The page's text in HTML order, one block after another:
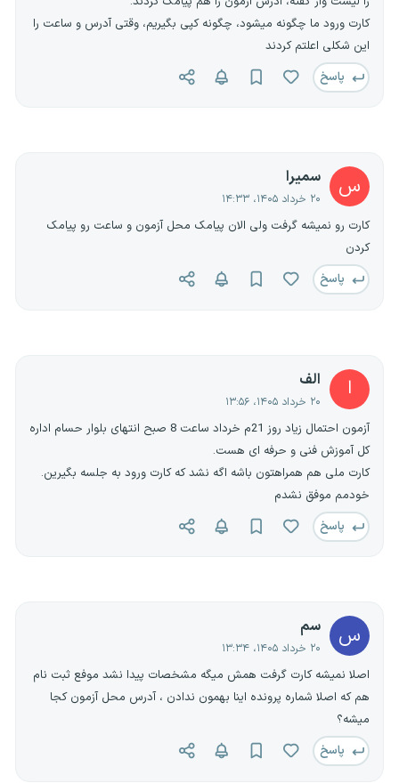
کارت ورود ما چگونه میشود، چگونه کپی بگیریم، وقتی آدرس و ساعت را
این شکلی اعلتم کردند
پاسخ
س سمیرا
۲۰ خرداد ۱۴۰۵، ۱۴:۳۳
کارت رو نمیشه گرفت ولی الان پیامک محل آزمون و ساعت رو پیامک
کردن
پاسخ
ا الف
۲۰ خرداد ۱۴۰۵، ۱۳:۵۶
آزمون احتمال زیاد روز 21م خرداد ساعت 8 صبح انتهای بلوار حسام اداره
کل آموزش فنی و حرفه ای هست.
کارت ملی هم همراهتون باشه اگه نشد که کارت ورود به جلسه بگیرین.
خودمم موفق نشدم
پاسخ
س سم
۲۰ خرداد ۱۴۰۵، ۱۳:۳۴
اصلا نمیشه کارت گرفت همش میگه مشخصات پیدا نشد موفع ثبت نام
هم که اصلا شماره پرونده اینا بهمون ندادن ، آدرس محل آزمون کجا
میشه؟
پاسخ